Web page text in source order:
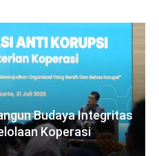
Budaya Integritas
Koperasi